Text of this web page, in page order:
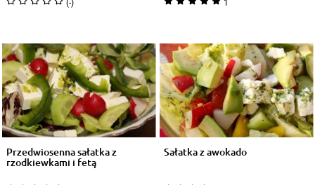
(-) 1
Przedwiosenna sałatka z
rzodkiewkami i fetą
Sałatka z awokado